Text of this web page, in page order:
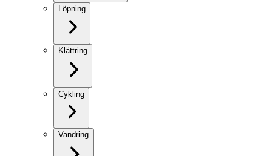
Löpning
Klättring
Cykling
Vandring